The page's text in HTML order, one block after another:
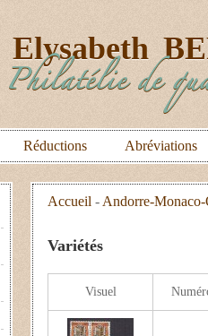
Elysabeth
Philatélie de
Réductions Abréviations
Accueil - Andorre-
Variétés
Visuel